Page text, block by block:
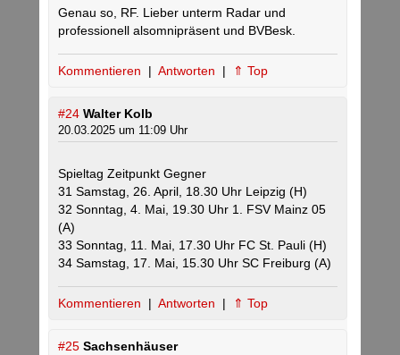
Genau so, RF. Lieber unterm Radar und
professionell alsomnipräsent und BVBesk.
Kommentieren | Antworten | ⇑ Top
#24 Walter Kolb
20.03.2025 um 11:09 Uhr
Spieltag Zeitpunkt Gegner
31 Samstag, 26. April, 18.30 Uhr Leipzig (H)
32 Sonntag, 4. Mai, 19.30 Uhr 1. FSV Mainz 05
(A)
33 Sonntag, 11. Mai, 17.30 Uhr FC St. Pauli (H)
34 Samstag, 17. Mai, 15.30 Uhr SC Freiburg (A)
Kommentieren | Antworten | ⇑ Top
#25 Sachsenhäuser